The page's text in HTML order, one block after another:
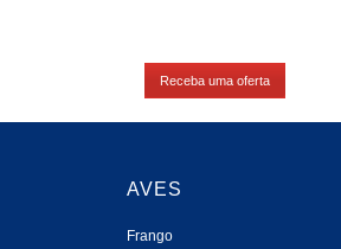
Receba uma oferta
AVES
Frango